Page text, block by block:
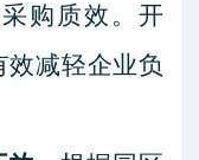
购质效。开
效减轻企业负